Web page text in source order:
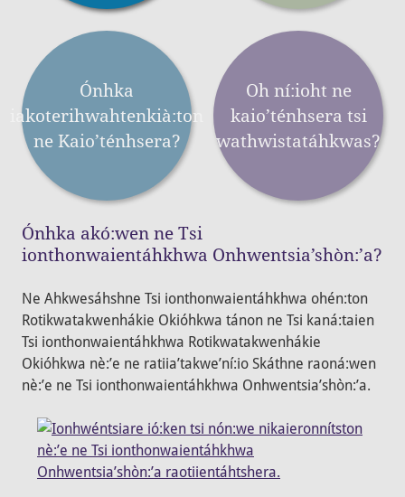
Ónhka
iakoterihwahtenkià:ton
ne Kaio’ténhsera?
Oh ní:ioht ne
kaio’ténhsera tsi
wathwistatáhkwas?
Ónhka akó:wen ne Tsi
ionthonwaientáhkhwa Onhwentsia’shòn:’a?
Ne Ahkwesáhshne Tsi ionthonwaientáhkhwa ohén:ton
Rotikwatakwenhákie Okióhkwa tánon ne Tsi kaná:taien
Tsi ionthonwaientáhkhwa Rotikwatakwenhákie
Okióhkwa nè:’e ne ratiia’takwe’ní:io Skáthne raoná:wen
nè:’e ne Tsi ionthonwaientáhkhwa Onhwentsia’shòn:’a.